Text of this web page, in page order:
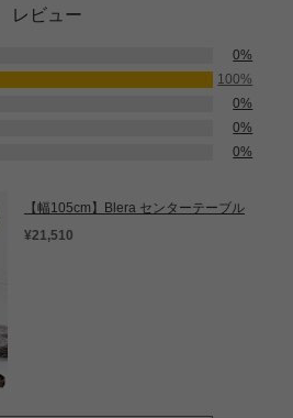
レビュー
【幅105cm】Blera センターテーブル
¥21,510
0%
100%
0%
0%
0%